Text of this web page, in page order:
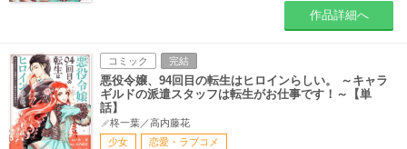
作品詳細へ
コミック 完結
悪役令嬢、94回目の転生はヒロインらしい。 ～キャラ
ギルドの派遣スタッフは転生がお仕事です！～【単
話】
柊一葉／高内藤花
少女
恋愛・ラブコメ